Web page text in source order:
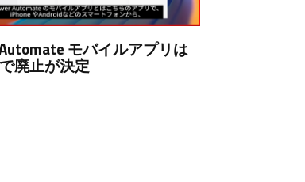
モバイルアプリは
廃止が決定